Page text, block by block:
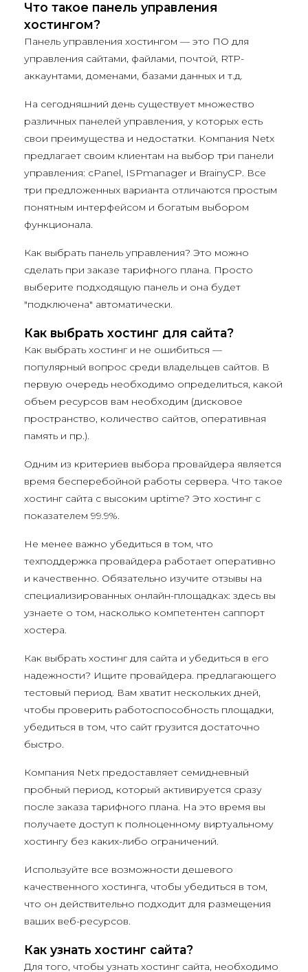
Что такое панель управления
хостингом?
Панель управления хостингом — это ПО для
управления сайтами, файлами, почтой, RTP-
аккаунтами, доменами, базами данных и т.д.
На сегодняшний день существует множество
различных панелей управления, у которых есть
свои преимущества и недостатки. Компания Netx
предлагает своим клиентам на выбор три панели
управления: cPanel, ISPmanager и BrainyCP. Все
три предложенных варианта отличаются простым
понятным интерфейсом и богатым выбором
функционала.
Как выбрать панель управления? Это можно
сделать при заказе тарифного плана. Просто
выберите подходящую панель и она будет
"подключена" автоматически.
Как выбрать хостинг для сайта?
Как выбрать хостинг и не ошибиться —
популярный вопрос среди владельцев сайтов. В
первую очередь необходимо определиться, какой
объем ресурсов вам необходим (дисковое
пространство, количество сайтов, оперативная
память и пр.).
Одним из критериев выбора провайдера является
время бесперебойной работы сервера. Что такое
хостинг сайта с высоким uptime? Это хостинг с
показателем 99.9%.
Не менее важно убедиться в том, что
техподдержка провайдера работает оперативно
и качественно. Обязательно изучите отзывы на
специализированных онлайн-площадках: здесь вы
узнаете о том, насколько компетентен саппорт
хостера.
Как выбрать хостинг для сайта и убедиться в его
надежности? Ищите провайдера. предлагающего
тестовый период. Вам хватит нескольких дней,
чтобы проверить работоспособность площадки,
убедиться в том, что сайт грузится достаточно
быстро.
Компания Netx предоставляет семидневный
пробный период, который активируется сразу
после заказа тарифного плана. На это время вы
получаете доступ к полноценному виртуальному
хостингу без каких-либо ограничений.
Используйте все возможности дешевого
качественного хостинга, чтобы убедиться в том,
что он действительно подходит для размещения
ваших веб-ресурсов.
Как узнать хостинг сайта?
Для того, чтобы узнать хостинг сайта, необходимо